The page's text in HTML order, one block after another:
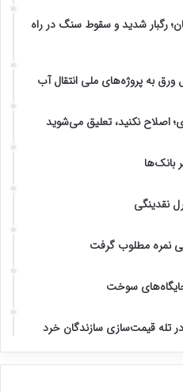
هواشناسی برای ۴ استان؛ رگبار شدید و سقوط سنگ در راه
ورق به پروژه‌های ملی انتقال آب
بانک‌ها
نقدینگی
نمره مطلوب گرفت
سوخت
تله قیمت‌سازی سازندگان خرد